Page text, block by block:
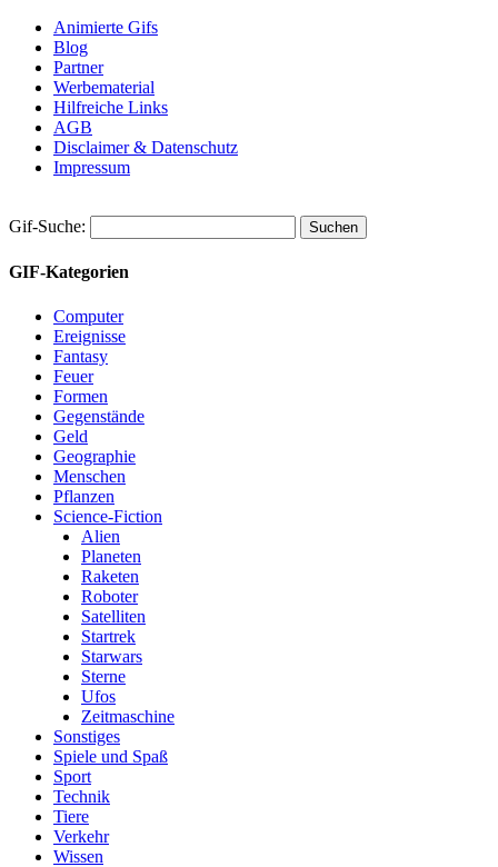
Animierte Gifs
Blog
Partner
Werbematerial
Hilfreiche Links
AGB
Disclaimer & Datenschutz
Impressum
Gif-Suche:
GIF-Kategorien
Computer
Ereignisse
Fantasy
Feuer
Formen
Gegenstände
Geld
Geographie
Menschen
Pflanzen
Science-Fiction
Alien
Planeten
Raketen
Roboter
Satelliten
Startrek
Starwars
Sterne
Ufos
Zeitmaschine
Sonstiges
Spiele und Spaß
Sport
Technik
Tiere
Verkehr
Wissen